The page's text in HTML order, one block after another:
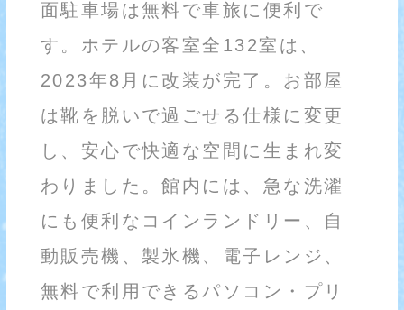
面駐車場は無料で車旅に便利で
す。ホテルの客室全132室は、
2023年8月に改装が完了。お部屋
は靴を脱いで過ごせる仕様に変更
し、安心で快適な空間に生まれ変
わりました。館内には、急な洗濯
にも便利なコインランドリー、自
動販売機、製氷機、電子レンジ、
無料で利用できるパソコン・プリ